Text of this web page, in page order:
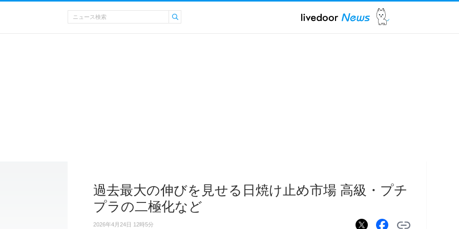
過去最大の伸びを見せる日焼け止め市場 高級・プチ
プラの二極化など
2026年4月24日 12時5分